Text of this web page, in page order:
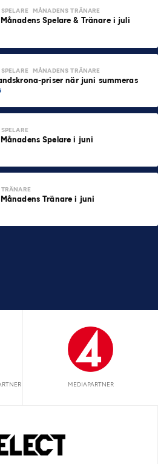
MÅNADENS TRÄNARE
Spelare & Tränare i juli
MÅNADENS TRÄNARE
priser när juni summeras
Spelare i juni
Tränare i juni
MEDIAPARTNER